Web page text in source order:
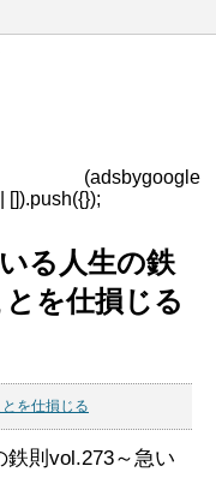
(adsbygoogle
[]).push({});
る人生の鉄
を仕損じる
を仕損じる
則vol.273～急い